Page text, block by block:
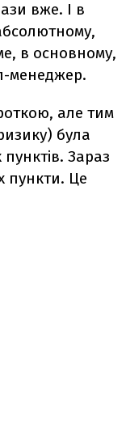
вже. І в
в основному,
менеджер.
але тим
була
Зараз
пункти. Це